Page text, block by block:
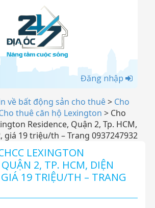
Đăng nhập
về bất động sản cho thuê> Cho
thuê căn hộ Lexington > Cho
Residence, Quận 2, Tp. HCM,
giá 19 triệu/th – Trang 0937247932
LEXINGTON
QUẬN 2, TP. HCM, DIỆN
19 TRIỆU/TH – TRANG